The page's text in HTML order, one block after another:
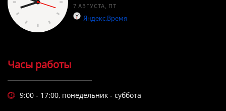
Часы работы
 9:00 - 17:00, понедельник - суббота